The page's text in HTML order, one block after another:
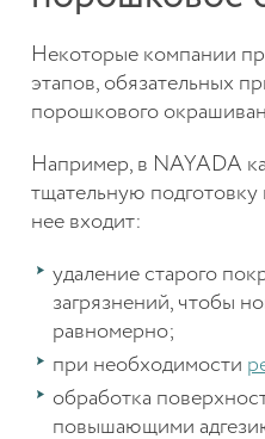
Некоторые компании
этапов, обязательных
порошкового
Например, в NAYADA
тщательную
нее входит:
удаление старого
загрязнений, чтобы
равномерно;
при необходимости
обработка
повышающими